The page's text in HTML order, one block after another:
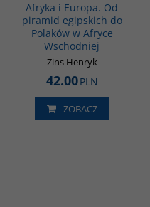
Afryka i Europa. Od
piramid egipskich do
Polaków w Afryce
Wschodniej
Zins Henryk
42.00PLN
ZOBACZ